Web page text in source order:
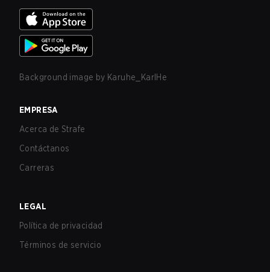
Background image by Karuhe_KarlHe
EMPRESA
Acerca de Strafe
Contáctanos
Carreras
LEGAL
Política de privacidad
Términos de servicio